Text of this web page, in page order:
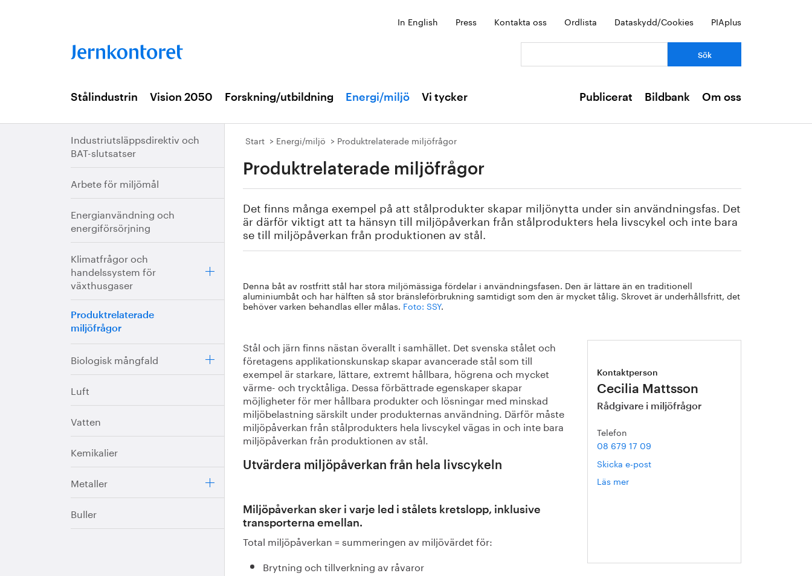
In English Press Kontakta oss Ordlista Dataskydd/Cookies PIAplus
Stålindustrin Vision 2050 Forskning/utbildning Energi/miljö Vi tycker Publicerat Bildbank Om oss
Industriutsläppsdirektiv och
BAT-slutsatser
Arbete för miljömål
Energianvändning och
energiförsörjning
Klimatfrågor och
handelssystem för
växthusgaser
Produktrelaterade
miljöfrågor
Biologisk mångfald
Luft
Vatten
Kemikalier
Metaller
Buller
Start Energi/miljö Produktrelaterade miljöfrågor
Produktrelaterade miljöfrågor
Det finns många exempel på att stålprodukter skapar miljönytta under sin användningsfas. Det
är därför viktigt att ta hänsyn till miljöpåverkan från stålprodukters hela livscykel och inte bara
se till miljöpåverkan från produktionen av stål.
Denna båt av rostfritt stål har stora miljömässiga fördelar i användningsfasen. Den är lättare än en traditionell
aluminiumbåt och har hälften så stor bränsleförbrukning samtidigt som den är mycket tålig. Skrovet är underhållsfritt, det
behöver varken behandlas eller målas. Foto: SSY.
Stål och järn finns nästan överallt i samhället. Det svenska stålet och
företagens applikationskunskap skapar avancerade stål som till
exempel är starkare, lättare, extremt hållbara, högrena och mycket
värme- och trycktåliga. Dessa förbättrade egenskaper skapar
möjligheter för mer hållbara produkter och lösningar med minskad
miljöbelastning särskilt under produkternas användning. Därför måste
miljöpåverkan från stålprodukters hela livscykel vägas in och inte bara
miljöpåverkan från produktionen av stål.
Utvärdera miljöpåverkan från hela livscykeln
Miljöpåverkan sker i varje led i stålets kretslopp, inklusive
transporterna emellan.
Total miljöpåverkan = summeringen av miljövärdet för:
Brytning och tillverkning av råvaror
Kontaktperson
Cecilia Mattsson
Rådgivare i miljöfrågor
Telefon
08 679 17 09
Skicka e-post
Läs mer